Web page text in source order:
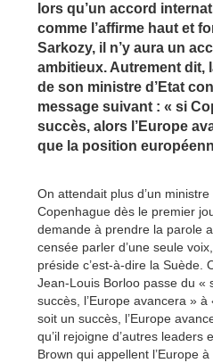
lors qu’un accord
comme l’affirme haut et
Sarkozy, il n’y aura un
ambitieux. Autrement dit,
de son ministre d’Etat
message suivant : « si
succès, alors l’Europe
que la position
On attendait plus d’un
Copenhague dès le premier
demande à prendre la parole
censée parler d’une seule
préside c’est-à-dire la Suède.
Jean-Louis Borloo passe du «
succès, l’Europe avancera »
soit un succès, l’Europe
qu’il rejoigne d’autres leaders
Brown qui appellent l’Europe